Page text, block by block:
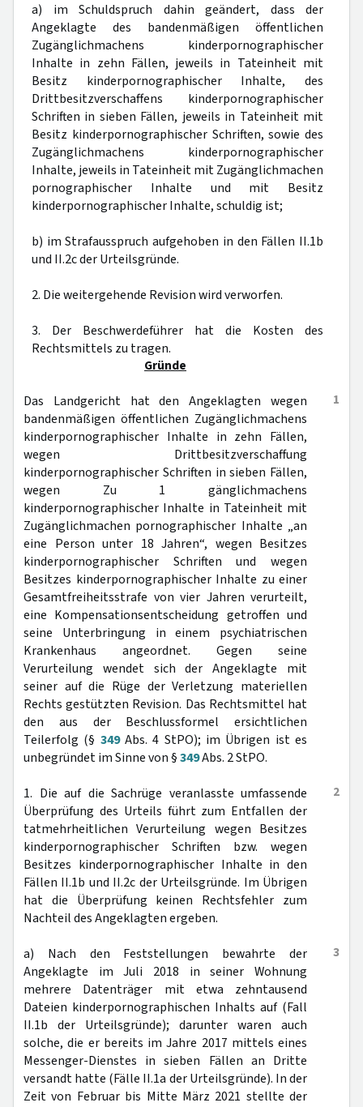
a) im Schuldspruch dahin geändert, dass der
Angeklagte des bandenmäßigen öffentlichen
Zugänglichmachens kinderpornographischer
Inhalte in zehn Fällen, jeweils in Tateinheit mit
Besitz kinderpornographischer Inhalte, des
Drittbesitzverschaffens kinderpornographischer
Schriften in sieben Fällen, jeweils in Tateinheit mit
Besitz kinderpornographischer Schriften, sowie des
Zugänglichmachens kinderpornographischer
Inhalte, jeweils in Tateinheit mit Zugänglichmachen
pornographischer Inhalte und mit Besitz
kinderpornographischer Inhalte, schuldig ist;
b) im Strafausspruch aufgehoben in den Fällen II.1b
und II.2c der Urteilsgründe.
2. Die weitergehende Revision wird verworfen.
3. Der Beschwerdeführer hat die Kosten des
Rechtsmittels zu tragen.
Gründe
1
Das Landgericht hat den Angeklagten wegen
bandenmäßigen öffentlichen Zugänglichmachens
kinderpornographischer Inhalte in zehn Fällen,
wegen Drittbesitzverschaffung
kinderpornographischer Schriften in sieben Fällen,
wegen Zu 1 gänglichmachens
kinderpornographischer Inhalte in Tateinheit mit
Zugänglichmachen pornographischer Inhalte „an
eine Person unter 18 Jahren“, wegen Besitzes
kinderpornographischer Schriften und wegen
Besitzes kinderpornographischer Inhalte zu einer
Gesamtfreiheitsstrafe von vier Jahren verurteilt,
eine Kompensationsentscheidung getroffen und
seine Unterbringung in einem psychiatrischen
Krankenhaus angeordnet. Gegen seine
Verurteilung wendet sich der Angeklagte mit
seiner auf die Rüge der Verletzung materiellen
Rechts gestützten Revision. Das Rechtsmittel hat
den aus der Beschlussformel ersichtlichen
Teilerfolg (§ 349Abs. 4 StPO); im Übrigen ist es
unbegründet im Sinne von §349Abs. 2 StPO.
2
1. Die auf die Sachrüge veranlasste umfassende
Überprüfung des Urteils führt zum Entfallen der
tatmehrheitlichen Verurteilung wegen Besitzes
kinderpornographischer Schriften bzw. wegen
Besitzes kinderpornographischer Inhalte in den
Fällen II.1b und II.2c der Urteilsgründe. Im Übrigen
hat die Überprüfung keinen Rechtsfehler zum
Nachteil des Angeklagten ergeben.
3
a) Nach den Feststellungen bewahrte der
Angeklagte im Juli 2018 in seiner Wohnung
mehrere Datenträger mit etwa zehntausend
Dateien kinderpornographischen Inhalts auf (Fall
II.1b der Urteilsgründe); darunter waren auch
solche, die er bereits im Jahre 2017 mittels eines
Messenger-Dienstes in sieben Fällen an Dritte
versandt hatte (Fälle II.1a der Urteilsgründe). In der
Zeit von Februar bis Mitte März 2021 stellte der